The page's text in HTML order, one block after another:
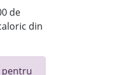
de
din
pentru